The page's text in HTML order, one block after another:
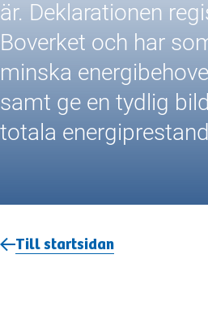
är. Deklarationen
Boverket och har
minska
samt ge en tydlig
totala
Till startsidan